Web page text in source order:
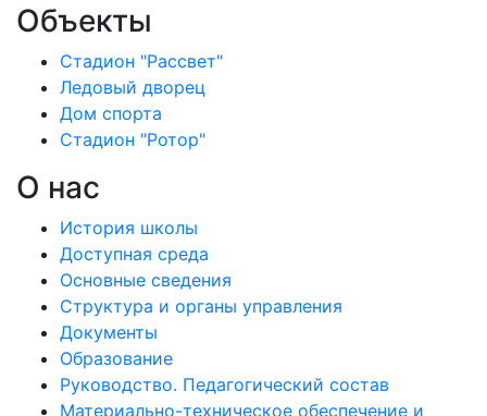
Объекты
Стадион "Рассвет"
Ледовый дворец
Дом спорта
Стадион "Ротор"
О нас
История школы
Доступная среда
Основные сведения
Структура и органы управления
Документы
Образование
Руководство. Педагогический состав
Материально-техническое обеспечение и